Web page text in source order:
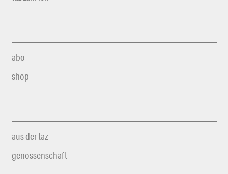
abo
shop
aus der taz
genossenschaft